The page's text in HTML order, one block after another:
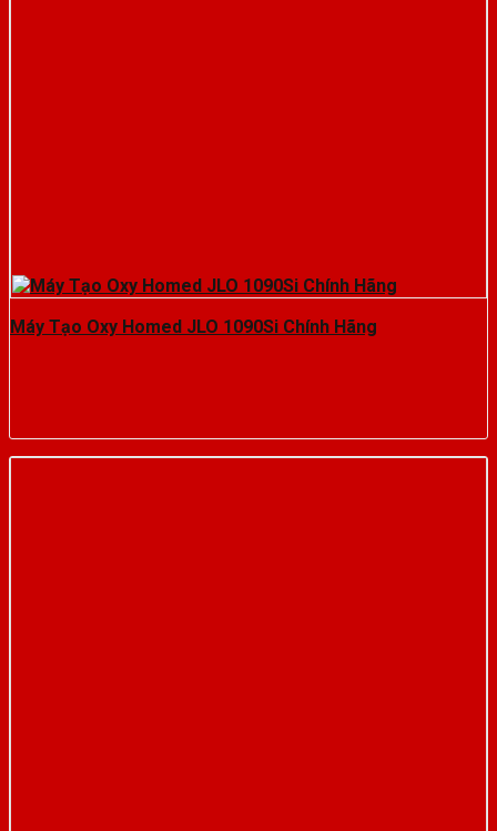
Máy Tạo Oxy Homed JLO 1090Si Chính Hãng